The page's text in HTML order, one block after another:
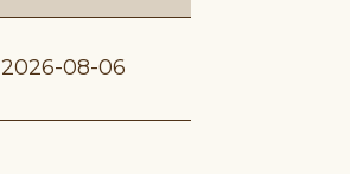
2026-08-06